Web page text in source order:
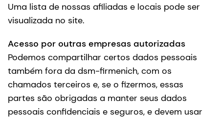
Uma lista de nossas afiliadas e locais pode ser
visualizada no site.
Acesso por outras empresas autorizadas
Podemos compartilhar certos dados pessoais
também fora da dsm-firmenich, com os
chamados terceiros e, se o fizermos, essas
partes são obrigadas a manter seus dados
pessoais confidenciais e seguros, e devem usar